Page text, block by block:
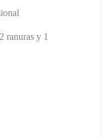
ranuras y 1